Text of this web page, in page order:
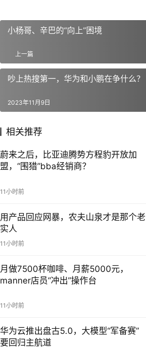
小杨哥、辛巴的“向上”困境
上一篇
吵上热搜第一，华为和小鹏在争什么？
2023年11月9日
相关推荐
蔚来之后，比亚迪腾势方程豹开放加
盟，“围猎”bba经销商？
11小时前
用产品回应网暴，农夫山泉才是那个老
实人
11小时前
月做7500杯咖啡、月薪5000元，
manner店员“冲出”操作台
11小时前
华为云推出盘古5.0，大模型“军备赛”
要回归主航道